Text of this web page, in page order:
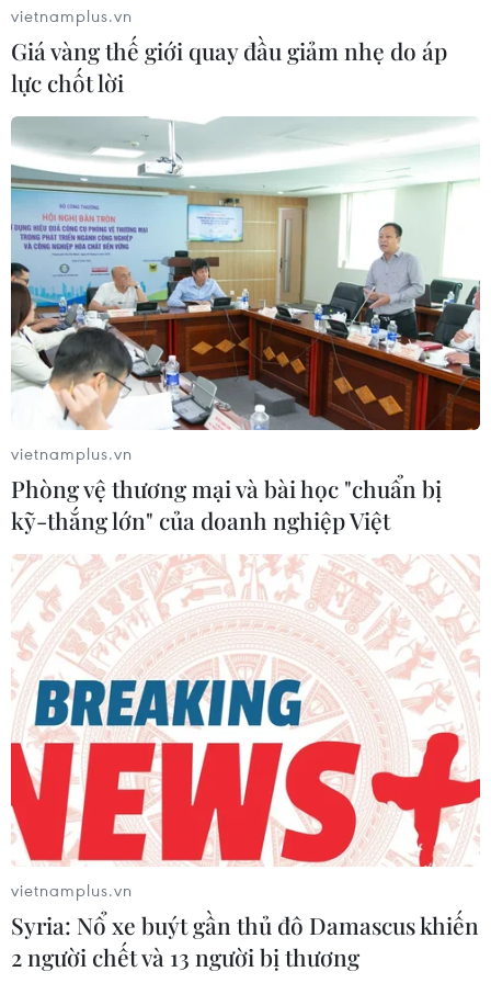
vietnamplus.vn
Giá vàng thế giới quay đầu giảm nhẹ do áp
lực chốt lời
vietnamplus.vn
Phòng vệ thương mại và bài học "chuẩn bị
kỹ-thắng lớn" của doanh nghiệp Việt
vietnamplus.vn
Syria: Nổ xe buýt gần thủ đô Damascus khiến
2 người chết và 13 người bị thương